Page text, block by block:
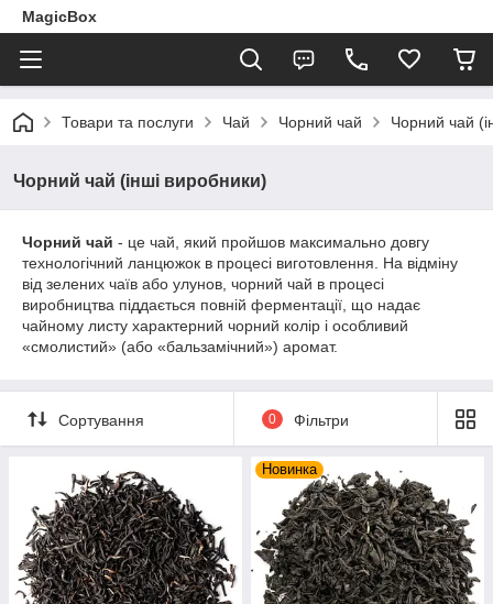
MagicBox
Товари та послуги Чай Чорний чай Чорний чай
Чорний чай (інші виробники)
Чорний чай - це чай, який пройшов максимально довгу
технологічний ланцюжок в процесі виготовлення. На відміну
від зелених чаїв або улунов, чорний чай в процесі
виробництва піддається повній ферментації, що надає
чайному листу характерний чорний колір і особливий
«смолистий» (або «бальзамічний») аромат.
Сортування 0 Фільтри
Новинка